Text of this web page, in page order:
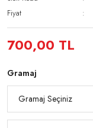
Fiyat
700,00 TL
Gramaj